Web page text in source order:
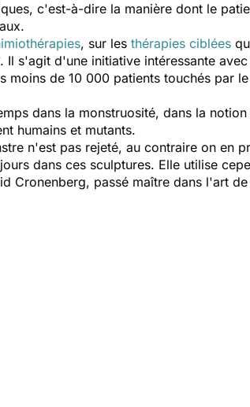
c'est-à-dire la manière dont le
, sur les thérapies ciblées
s'agit d'une initiative intéressante
moins de 10 000 patients touchés par le
dans la monstruosité, dans la
humains et mutants.
n'est pas rejeté, au contraire on en
dans ces sculptures. Elle utilise
Cronenberg, passé maître dans l'art